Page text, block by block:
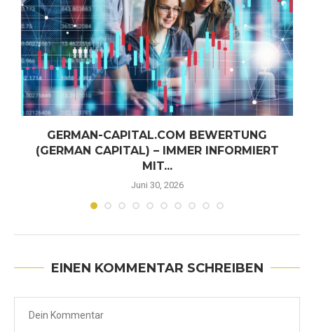
GERMAN-CAPITAL.COM BEWERTUNG
(GERMAN CAPITAL) – IMMER INFORMIERT
MIT...
Juni 30, 2026
EINEN KOMMENTAR SCHREIBEN